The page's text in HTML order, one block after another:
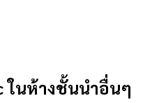
ในห้างชั้นนำอื่นๆ